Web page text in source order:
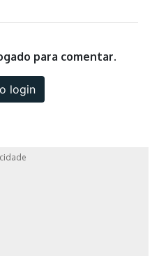
para comentar.
login